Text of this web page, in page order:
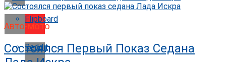
Flipboard
Reddit
Авто-мото
Состоялся Первый Показ Седана